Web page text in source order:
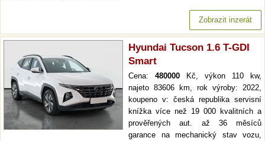
Zobrazit inzerát
Hyundai Tucson 1.6 T-GDI
Smart
Cena: 480000 Kč, výkon 110 kw,
najeto 83606 km, rok výroby: 2022,
koupeno v: česká republika servisní
knížka více než 19 000 kvalitních a
prověřených aut. až 36 měsíců
garance na mechanický stav vozu,